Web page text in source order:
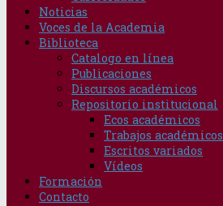
Noticias
Voces de la Academia
Biblioteca
Catalogo en línea
Publicaciones
Discursos académicos
Repositorio institucional
Ecos académicos
Trabajos académicos
Escritos variados
Vídeos
Formación
Contacto